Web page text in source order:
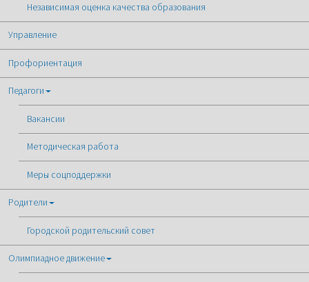
Независимая оценка качества образования
Управление
Профориентация
Педагоги
Вакансии
Методическая работа
Меры соцподдержки
Родители
Городской родительский совет
Олимпиадное движение